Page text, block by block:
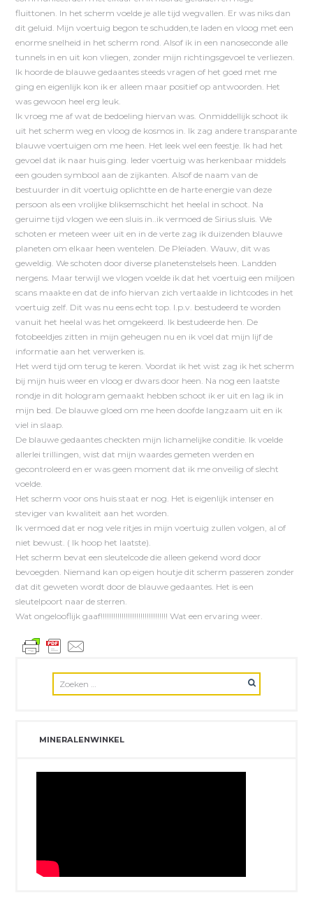
fluittonen. In het scherm voelde je alle tijd wegvallen. Er was niks dan
dit geluid. Mijn voertuig begon te schudden,te laden en vloog met een
enorme snelheid in het scherm rond. Alsof ik in een nanoseconde alle
tunnels in en uit kon vliegen, zonder mijn richtingsgevoel te verliezen.
Ik hoorde de blauwe gedaantes steeds vragen of het goed met me
ging en eigenlijk kon ik er alleen maar positief op antwoorden. Het
was gewoon heel erg leuk.
Ik vroeg me af wat de bedoeling hiervan was. Onmiddellijk schoot ik
uit het scherm weg en vloog de kosmos in. Ik zag andere transparante
blauwe voertuigen om me heen. Het leek wel een feestje. Ik had het
gevoel dat ik naar huis ging. Ieder voertuig was herkenbaar middels
een gouden symbool aan de zijkanten. Alsof de naam van de
bestuurder in dit voertuig oplichtte en de harte energie van deze
persoon als een vrolijke bliksemschicht het heelal in schoot. Na
geruime tijd vlogen we een sluis in..ik vermoed de Sirius sluis. We
schoten er meteen weer uit en in de verte zag ik duizenden blauwe
planeten om elkaar heen wentelen. De Pleïaden. Wauw, dit was
geweldig. We schoten door diverse planetenstelsels heen. Landden
nergens. Maar terwijl we vlogen voelde ik dat het voertuig een miljoen
scans maakte en dat de info hiervan zich vertaalde in lichtcodes in het
voertuig zelf. Dit was nu eens echt top. I.p.v. bestudeerd te worden
vanuit het heelal was het omgekeerd. Ik bestudeerde hen. De
fotobeeldjes zitten in mijn geheugen nu en ik voel dat mijn lijf de
informatie aan het verwerken is.
Het werd tijd om terug te keren. Voordat ik het wist zag ik het scherm
bij mijn huis weer en vloog er dwars door heen. Na nog een laatste
rondje in dit hologram gemaakt hebben schoot ik er uit en lag ik in
mijn bed. De blauwe gloed om me heen doofde langzaam uit en ik
viel in slaap.
De blauwe gedaantes checkten mijn lichamelijke conditie. Ik voelde
allerlei trillingen, wist dat mijn waardes gemeten werden en
gecontroleerd en er was geen moment dat ik me onveilig of slecht
voelde.
Het scherm voor ons huis staat er nog. Het is eigenlijk intenser en
steviger van kwaliteit aan het worden.
Ik vermoed dat er nog vele ritjes in mijn voertuig zullen volgen, al of
niet bewust. ( Ik hoop het laatste).
Het scherm bevat een sleutelcode die alleen gekend word door
bevoegden. Niemand kan op eigen houtje dit scherm passeren zonder
dat dit geweten wordt door de blauwe gedaantes. Het is een
sleutelpoort naar de sterren.
Wat ongelooflijk gaaf!!!!!!!!!!!!!!!!!!!!!!!!!!!!!!!! Wat een ervaring weer.
MINERALENWINKEL